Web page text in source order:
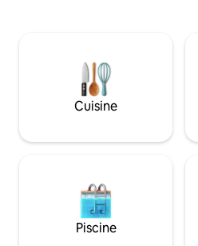
complexe dispose de courts de
de piscines, de bains à remous,
arcade, d'un golf, d'une marina,
rivière paresseuse et de cabanes. C'est
est également livré avec 2
Cuisine
Piscine